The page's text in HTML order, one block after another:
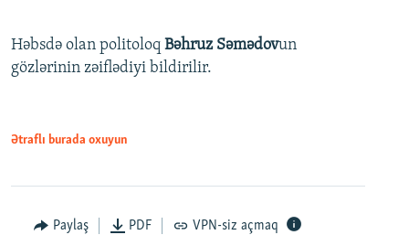
Həbsdə olan politoloq Bəhruz Səmədovun
gözlərinin zəiflədiyi bildirilir.
Ətraflı burada oxuyun
Paylaş PDF VPN-siz açmaq